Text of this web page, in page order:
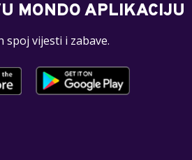
MONDO APLIKACIJU
spoj vijesti i zabave.